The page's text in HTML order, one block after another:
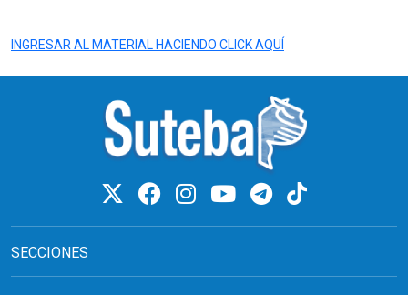
INGRESAR AL MATERIAL HACIENDO CLICK AQUÍ
SECCIONES